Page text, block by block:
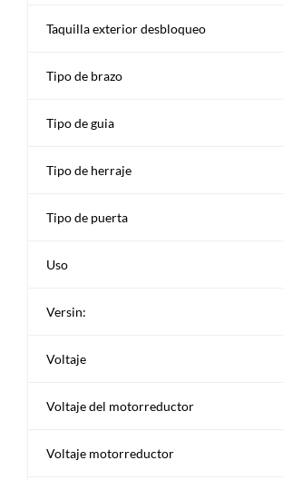
Taquilla exterior desbloqueo
Tipo de brazo
Tipo de guia
Tipo de herraje
Tipo de puerta
Uso
Versin:
Voltaje
Voltaje del motorreductor
Voltaje motorreductor